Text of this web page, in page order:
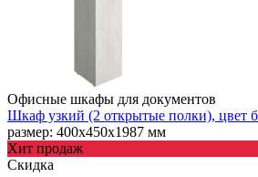
Офисные шкафы для документов
Шкаф узкий (2 открытые полки), цвет
размер: 400х450х1987 мм
Хит продаж
Скидка